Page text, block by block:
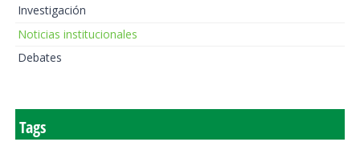
Investigación
Noticias institucionales
Debates
Tags